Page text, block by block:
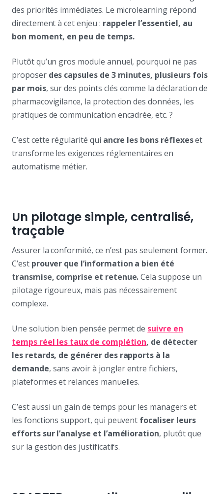
des priorités immédiates. Le microlearning répond
directement à cet enjeu : rappeler l’essentiel, au
bon moment, en peu de temps.
Plutôt qu’un gros module annuel, pourquoi ne pas
proposer des capsules de 3 minutes, plusieurs fois
par mois, sur des points clés comme la déclaration de
pharmacovigilance, la protection des données, les
pratiques de communication encadrée, etc. ?
C’est cette régularité qui ancre les bons réflexeset
transforme les exigences réglementaires en
automatisme métier.
Un pilotage simple, centralisé,
traçable
Assurer la conformité, ce n’est pas seulement former.
C’est prouver que l’information a bien été
transmise, comprise et retenue.Cela suppose un
pilotage rigoureux, mais pas nécessairement
complexe.
Une solution bien pensée permet de suivre en
temps réel les taux de complétion, de détecter
les retards, de générer des rapports à la
demande, sans avoir à jongler entre fichiers,
plateformes et relances manuelles.
C’est aussi un gain de temps pour les managers et
les fonctions support, qui peuvent focaliser leurs
efforts sur l’analyse et l’amélioration, plutôt que
sur la gestion des justificatifs.